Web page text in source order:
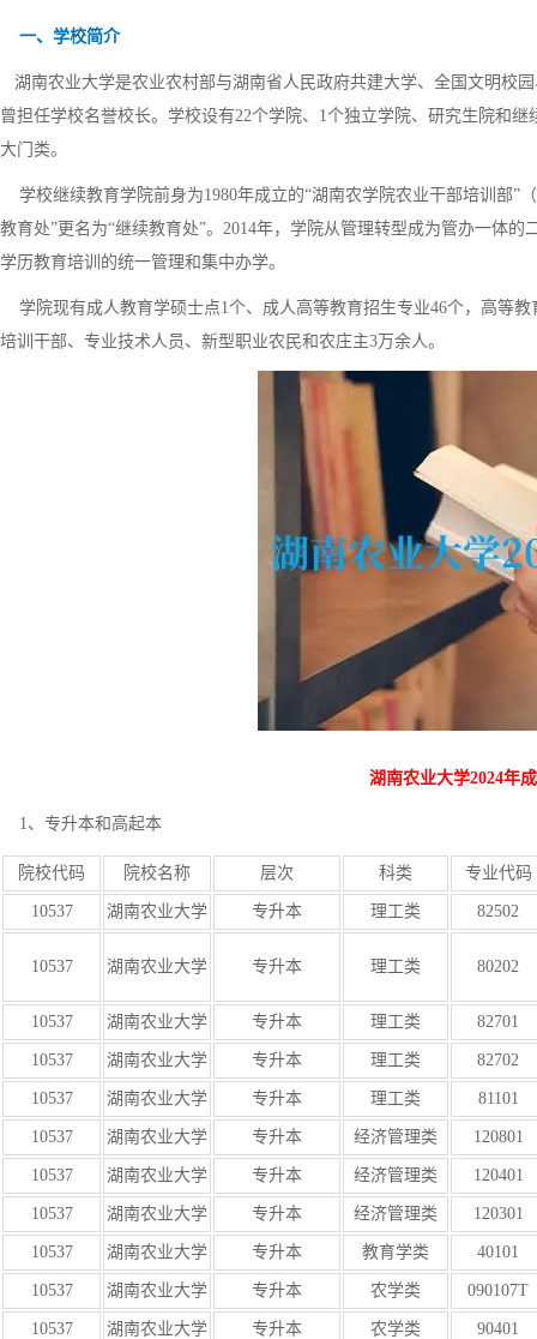
一、学校简介
湖南农业大学是农业农村部与湖南省人民政府共建大学、全国文明校
曾担任学校名誉校长。学校设有22个学院、1个独立学院、研究生院和
大门类。
学校继续教育学院前身为1980年成立的“湖南农学院农业干部培训部”
教育处”更名为“继续教育处”。2014年，学院从管理转型成为管办一体
学历教育培训的统一管理和集中办学。
学院现有成人教育学硕士点1个、成人高等教育招生专业46个，高等
培训干部、专业技术人员、新型职业农民和农庄主3万余人。
湖南农业大学2024年
1、专升本和高起本
院校代码 院校名称 层次 科类 专业代码
10537 湖南农业大学 专升本 理工类 82502
10537 湖南农业大学 专升本 理工类 80202
10537 湖南农业大学 专升本 理工类 82701
10537 湖南农业大学 专升本 理工类 82702
10537 湖南农业大学 专升本 理工类 81101
10537 湖南农业大学 专升本 经济管理类 120801
10537 湖南农业大学 专升本 经济管理类 120401
10537 湖南农业大学 专升本 经济管理类 120301
10537 湖南农业大学 专升本 教育学类 40101
10537 湖南农业大学 专升本 农学类 090107T
10537 湖南农业大学 专升本 农学类 90401